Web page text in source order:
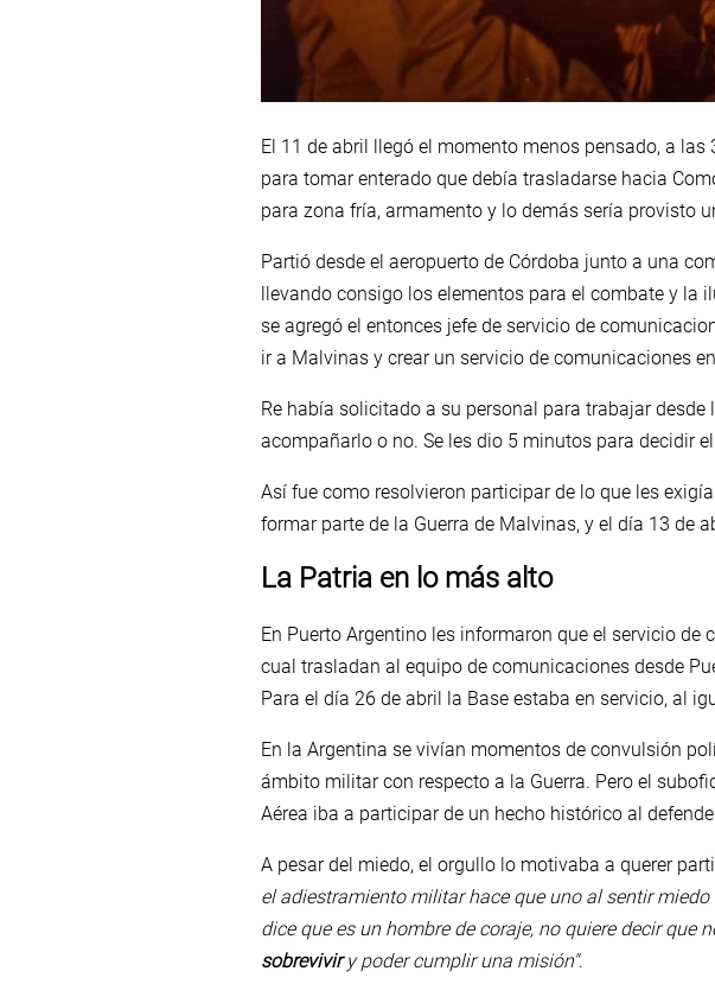
El 11 de abril llegó el momento menos pensado, a
para tomar enterado que debía trasladarse hacia
para zona fría, armamento y lo demás sería provisto
Partió desde el aeropuerto de Córdoba junto a una
llevando consigo los elementos para el combate y la
se agregó el entonces jefe de servicio de
ir a Malvinas y crear un servicio de comunicaciones
Re había solicitado a su personal para trabajar
acompañarlo o no. Se les dio 5 minutos para decidir
Así fue como resolvieron participar de lo que les
formar parte de la Guerra de Malvinas, y el día 13 de
La Patria en lo más alto
En Puerto Argentino les informaron que el servicio
cual trasladan al equipo de comunicaciones desde
Para el día 26 de abril la Base estaba en servicio, al
En la Argentina se vivían momentos de convulsión
ámbito militar con respecto a la Guerra. Pero el
Aérea iba a participar de un hecho histórico al
A pesar del miedo, el orgullo lo motivaba a querer
el adiestramiento militar hace que uno al sentir
dice que es un hombre de coraje, no quiere decir
sobreviviry poder cumplir una misión".